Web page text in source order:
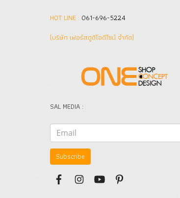
HOT LINE : 061-696-5224
(บริษัท เฟอร์สตูดิโอดีไซน์ จำกัด]
SAL MEDIA :
Subscribe